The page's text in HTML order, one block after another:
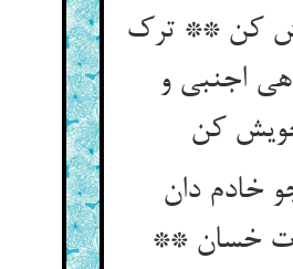
کن ** ترک
اجنبی و
کن‏
خادم دان
خسان **